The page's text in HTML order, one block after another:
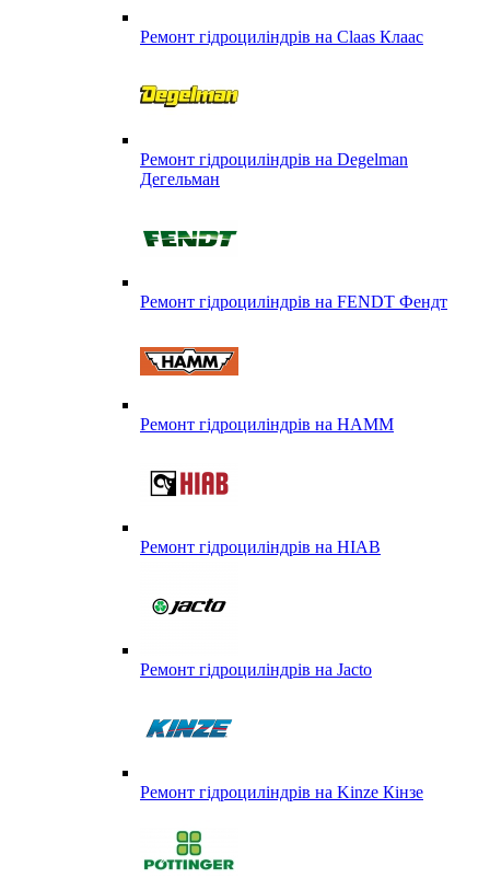
Ремонт гідроциліндрів на Claas Клаас
Ремонт гідроциліндрів на Degelman
Дегельман
Ремонт гідроциліндрів на FENDT Фендт
Ремонт гідроциліндрів на HAMM
Ремонт гідроциліндрів на HIAB
Ремонт гідроциліндрів на Jacto
Ремонт гідроциліндрів на Kinze Кінзе